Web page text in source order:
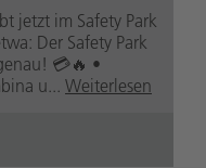
jetzt im Safety Park
Der Safety Park
💳🔥 •
u... Weiterlesen